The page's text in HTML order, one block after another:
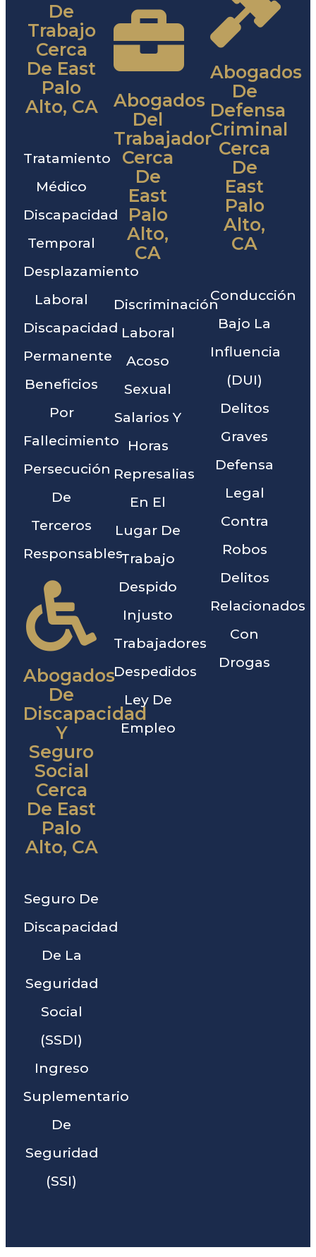
De
Trabajo
Cerca
De East
Palo
Alto, CA
Tratamiento
Médico
Discapacidad
Temporal
Desplazamiento
Laboral
Discapacidad
Permanente
Beneficios
Por
Fallecimiento
Persecución
De
Terceros
Responsables
Abogados
De
Discapacidad
Y
Seguro
Social
Cerca
De East
Palo
Alto, CA
Seguro De
Discapacidad
De La
Seguridad
Social
(SSDI)
Ingreso
Suplementario
De
Seguridad
(SSI)
Abogados
Del
Trabajador
Cerca
De
East
Palo
Alto,
CA
Discriminación
Laboral
Acoso
Sexual
Salarios Y
Horas
Represalias
En El
Lugar De
Trabajo
Despido
Injusto
Trabajadores
Despedidos
Ley De
Empleo
Abogados
De
Defensa
Criminal
Cerca
De
East
Palo
Alto,
CA
Conducción
Bajo La
Influencia
(DUI)
Delitos
Graves
Defensa
Legal
Contra
Robos
Delitos
Relacionados
Con
Drogas